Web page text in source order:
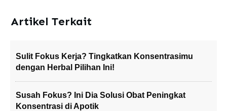
Artikel Terkait
Sulit Fokus Kerja? Tingkatkan Konsentrasimu
dengan Herbal Pilihan Ini!
Susah Fokus? Ini Dia Solusi Obat Peningkat
Konsentrasi di Apotik